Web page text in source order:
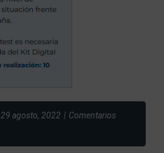
29 agosto, 2022 | Comentarios